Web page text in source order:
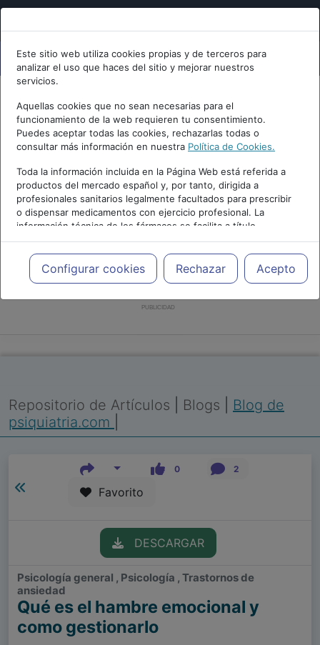
Este sitio web utiliza cookies propias y de terceros para
analizar el uso que haces del sitio y mejorar nuestros
servicios.
Aquellas cookies que no sean necesarias para el
funcionamiento de la web requieren tu consentimiento.
Puedes aceptar todas las cookies, rechazarlas todas o
consultar más información en nuestra Política de Cookies.
Toda la información incluida en la Página Web está referida a
productos del mercado español y, por tanto, dirigida a
profesionales sanitarios legalmente facultados para prescribir
o dispensar medicamentos con ejercicio profesional. La
información técnica de los fármacos se facilita a título
meramente informativo, siendo responsabilidad de los
profesionales facultados prescribir medicamentos y decidir, en
cada caso concreto, el tratamiento más adecuado a las
necesidades del paciente.
Configurar cookies Rechazar Acepto
PUBLICIDAD
Repositorio de Artículos Blogs
Blog de
psiquiatria.com
0 2
Favorito
DESCARGAR
Psicología general , Psicología , Trastornos de
ansiedad
Qué es el hambre emocional y
como gestionarlo